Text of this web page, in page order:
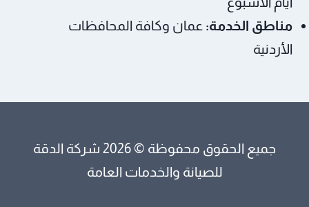
مناطق الخدمة: عمان وكافة المحافظات
الأردنية
جميع الحقوق محفوظة © 2026 شركة الدقة
للصيانة والخدمات العامة